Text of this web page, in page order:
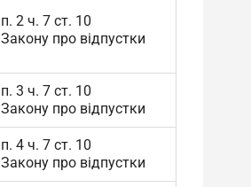
п. 2 ч. 7 ст. 10
Закону про відпустки
п. 3 ч. 7 ст. 10
Закону про відпустки
п. 4 ч. 7 ст. 10
Закону про відпустки